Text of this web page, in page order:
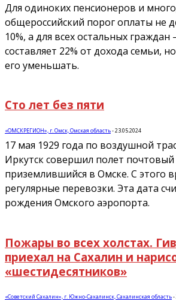
Для одиноких пенсионеров и
общероссийский порог оплаты не
10%, а для всех остальных граждан
составляет 22% от дохода семьи,
его уменьшать.
Сто лет без пяти
«ОМСКРЕГИОН», г. Омск, Омская область-23.05.2024
17 мая 1929 года по воздушной
Иркутск совершил полет почтовый
приземлившийся в Омске. С этого
регулярные перевозки. Эта дата
рождения Омского аэропорта.
Пожары во всех холстах.
приехал на Сахалин и
«шестидесятников»
«Советский Сахалин», г. Южно-Сахалинск, Сахалинская область-